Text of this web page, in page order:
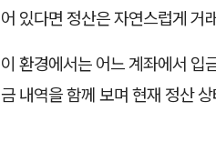
어 있다면 정산은 자연스럽게 거
이 환경에서는 어느 계좌에서 입
금 내역을 함께 보며 현재 정산